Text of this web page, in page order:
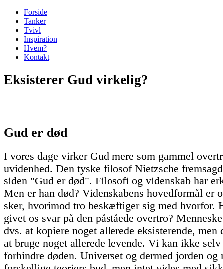
Forside
Tanker
Tvivl
Inspiration
Hvem?
Kontakt
Eksisterer Gud virkelig?
Gud er død
I vores dage virker Gud mere som gammel
uvidenhed. Den tyske filosof Nietzsche
siden "Gud er død". Filosofi og videnskab har
Men er han død? Videnskabens hovedformål er
sker, hvorimod tro beskæftiger sig med hvorfor.
givet os svar på den påståede overtro?
dvs. at kopiere noget allerede eksisterende, men
at bruge noget allerede levende. Vi kan ikke
forhindre døden. Universet og dermed jorden og